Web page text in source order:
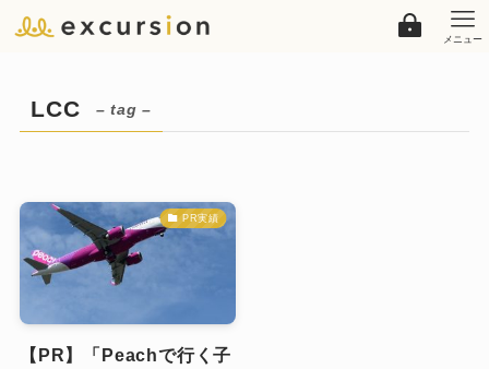
メニュー
LCC – tag –
PR実績
【PR】「Peachで行く子